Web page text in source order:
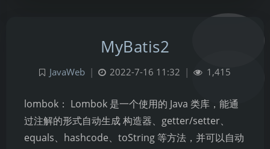
MyBatis2
JavaWeb | 2022-7-16 11:32 | 1,415
lombok： Lombok 是一个使用的 Java 类库，能通
过注解的形式自动生成 构造器、getter/setter、
equals、hashcode、toString 等方法，并可以自动